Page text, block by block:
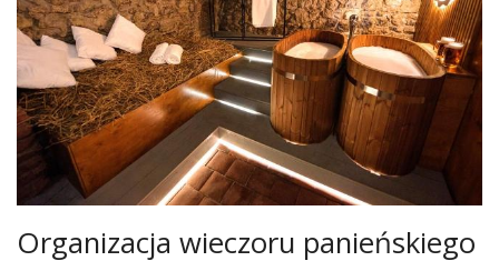
Ślub
Wesele
Moda
Zakupy
Organizacja wieczoru panieńskiego